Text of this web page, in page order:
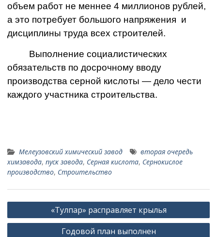
объем работ не меннее 4 миллионов рублей,
а это потребует большого напряжения и
дисциплины труда всех строителей.
Выполнение социалистических
обязательств по досрочному вводу
производства серной кислоты — дело чести
каждого участника строительства.
Мелеузовский химический завод
вторая очередь
химзавода, пуск завода, Серная кислота, Сернокислое
производство, Строительство
Навигация
по
«Тулпар» расправляет крылья
Годовой план выполнен